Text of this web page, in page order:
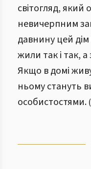
світогляд, який
невичерпним
давнину цей
жили так і так, а
Якщо в домі
ньому стануть
особистостями. (